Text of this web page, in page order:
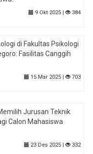
9 Okt 2025 | 384
di Fakultas Psikologi
Fasilitas Canggih
15 Mar 2025 | 703
Jurusan Teknik
Calon Mahasiswa
23 Des 2025 | 332